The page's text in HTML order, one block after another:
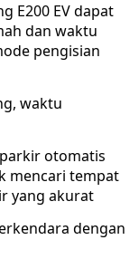
E200 EV dapat
dan waktu
pengisian
waktu
otomatis
mencari tempat
yang akurat
dengan